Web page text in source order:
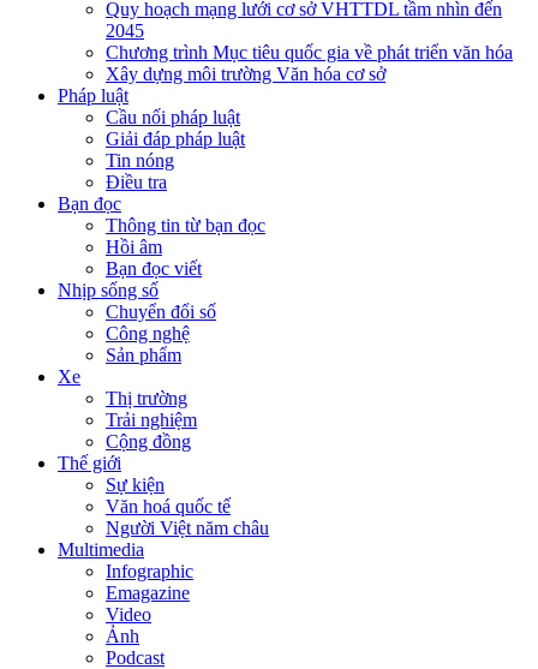
Quy hoạch mạng lưới cơ sở VHTTDL tầm nhìn đến
2045
Chương trình Mục tiêu quốc gia về phát triển văn hóa
Xây dựng môi trường Văn hóa cơ sở
Pháp luật
Cầu nối pháp luật
Giải đáp pháp luật
Tin nóng
Điều tra
Bạn đọc
Thông tin từ bạn đọc
Hồi âm
Bạn đọc viết
Nhịp sống số
Chuyển đổi số
Công nghệ
Sản phẩm
Xe
Thị trường
Trải nghiệm
Cộng đồng
Thế giới
Sự kiện
Văn hoá quốc tế
Người Việt năm châu
Multimedia
Infographic
Emagazine
Video
Ảnh
Podcast